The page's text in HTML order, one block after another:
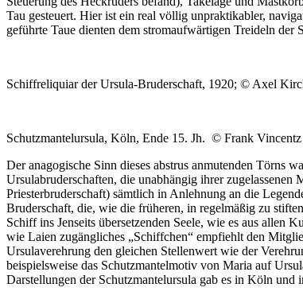
Tau gesteuert. Hier ist ein real völlig unpraktikabler,
geführte Taue dienten dem stromaufwärtigen Treideln
Schiffreliquiar der Ursula-Bruderschaft, 1920; © Axel
Schutzmantelursula, Köln, Ende 15. Jh. © Frank
Der anagogische Sinn dieses abstrus anmutenden Törns
Ursulabruderschaften, die unabhängig ihrer zugelassenen
Priesterbruderschaft) sämtlich in Anlehnung an die
Bruderschaft, die, wie die früheren, in regelmäßig zu
Schiff ins Jenseits übersetzenden Seele, wie es aus allen
wie Laien zugängliches „Schiffchen“ empfiehlt den
Ursulaverehrung den gleichen Stellenwert wie der
beispielsweise das Schutzmantelmotiv von Maria auf
Darstellungen der Schutzmantelursula gab es in Köln und